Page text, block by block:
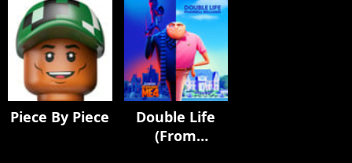
Piece By Piece
Double Life
(From